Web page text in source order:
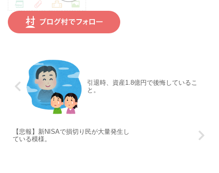
引退時、資産1.8億円で後悔しているこ
と。
【悲報】新NISAで損切り民が大量発生し
ている模様。